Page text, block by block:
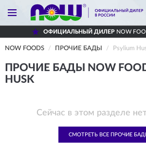
ОФИЦИАЛЬНЫЙ ДИЛЕРNOW
NOW FOODS ПРОЧИЕ БАДЫ Psylium
ПРОЧИЕ БАДЫ NOW
HUSK
Сейчас в этом разделе
СМОТРЕТЬ ВСЕ ПРОЧИЕ